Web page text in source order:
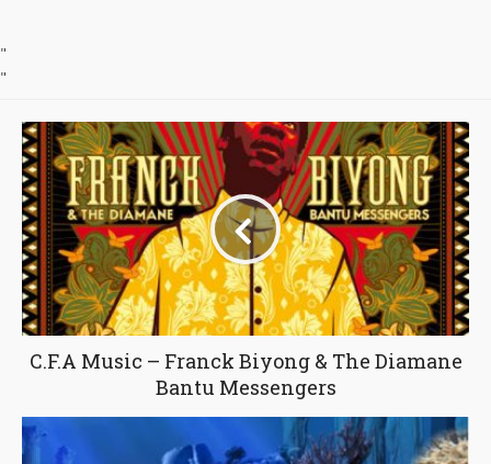
"
"
C.F.A Music – Franck Biyong & The Diamane
Bantu Messengers